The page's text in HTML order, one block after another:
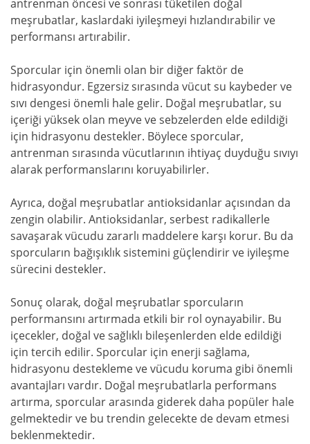
antrenman öncesi ve sonrası tüketilen doğal
meşrubatlar, kaslardaki iyileşmeyi hızlandırabilir ve
performansı artırabilir.
Sporcular için önemli olan bir diğer faktör de
hidrasyondur. Egzersiz sırasında vücut su kaybeder ve
sıvı dengesi önemli hale gelir. Doğal meşrubatlar, su
içeriği yüksek olan meyve ve sebzelerden elde edildiği
için hidrasyonu destekler. Böylece sporcular,
antrenman sırasında vücutlarının ihtiyaç duyduğu sıvıyı
alarak performanslarını koruyabilirler.
Ayrıca, doğal meşrubatlar antioksidanlar açısından da
zengin olabilir. Antioksidanlar, serbest radikallerle
savaşarak vücudu zararlı maddelere karşı korur. Bu da
sporcuların bağışıklık sistemini güçlendirir ve iyileşme
sürecini destekler.
Sonuç olarak, doğal meşrubatlar sporcuların
performansını artırmada etkili bir rol oynayabilir. Bu
içecekler, doğal ve sağlıklı bileşenlerden elde edildiği
için tercih edilir. Sporcular için enerji sağlama,
hidrasyonu destekleme ve vücudu koruma gibi önemli
avantajları vardır. Doğal meşrubatlarla performans
artırma, sporcular arasında giderek daha popüler hale
gelmektedir ve bu trendin gelecekte de devam etmesi
beklenmektedir.